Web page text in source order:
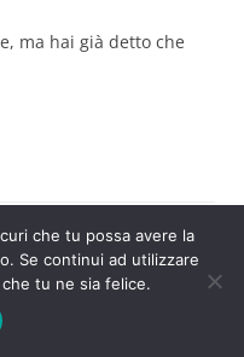
ma hai già detto che
che tu possa avere la
Se continui ad utilizzare
tu ne sia felice.